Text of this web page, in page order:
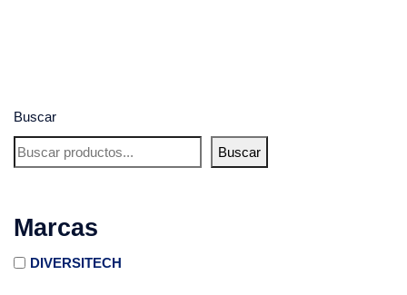
Buscar
Buscar
Marcas
DIVERSITECH